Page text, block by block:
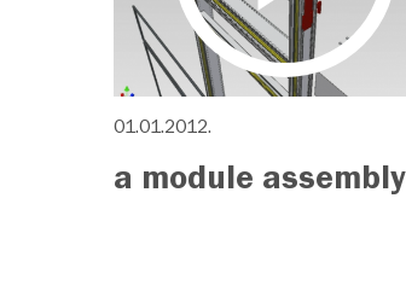
01.01.2012.
a module assembly